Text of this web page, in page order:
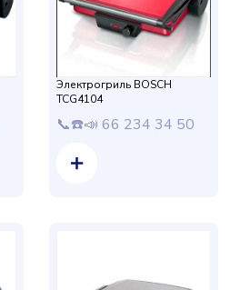
Электрогриль BOSCH
TCG4104
📞☎️📣 66 234 34 50